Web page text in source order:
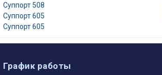
Суппорт 508
Суппорт 605
Суппорт 605
График работы